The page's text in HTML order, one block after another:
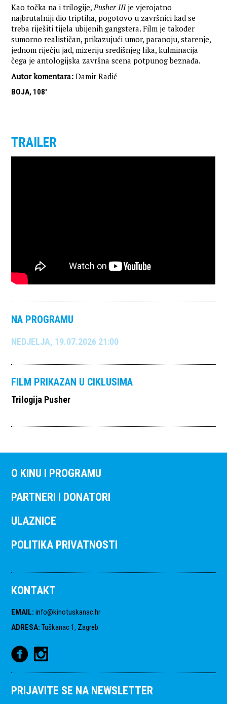
Kao točka na i trilogije,Pusher IIIje vjerojatno
najbrutalniji dio triptiha, pogotovo u završnici kad se
treba riješiti tijela ubijenih gangstera. Film je također
sumorno realističan, prikazujući umor, paranoju, starenje,
jednom riječju jad, mizeriju središnjeg lika, kulminacija
čega je antologijska završna scena potpunog beznađa.
Autor komentara: Damir Radić
BOJA, 108'
TRAILER
NA PROGRAMU
NEDJELJA, 19.07.2026 21:00
FILM PRIKAZAN U CIKLUSIMA
Trilogija Pusher
O KINU I PROGRAMU
PARTNERI I DONATORI
ULAZNICE
POLITIKA PRIVATNOSTI
KONTAKT
EMAIL: info@kinotuskanac.hr
ADRESA: Tuškanac 1, Zagreb
PRIJAVITE SE NA NEWSLETTER